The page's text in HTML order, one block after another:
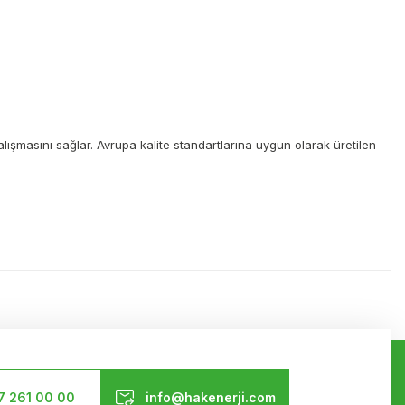
sağlar. Avrupa kalite standartlarına uygun olarak üretilen
261 00 00 info@hakenerji.com